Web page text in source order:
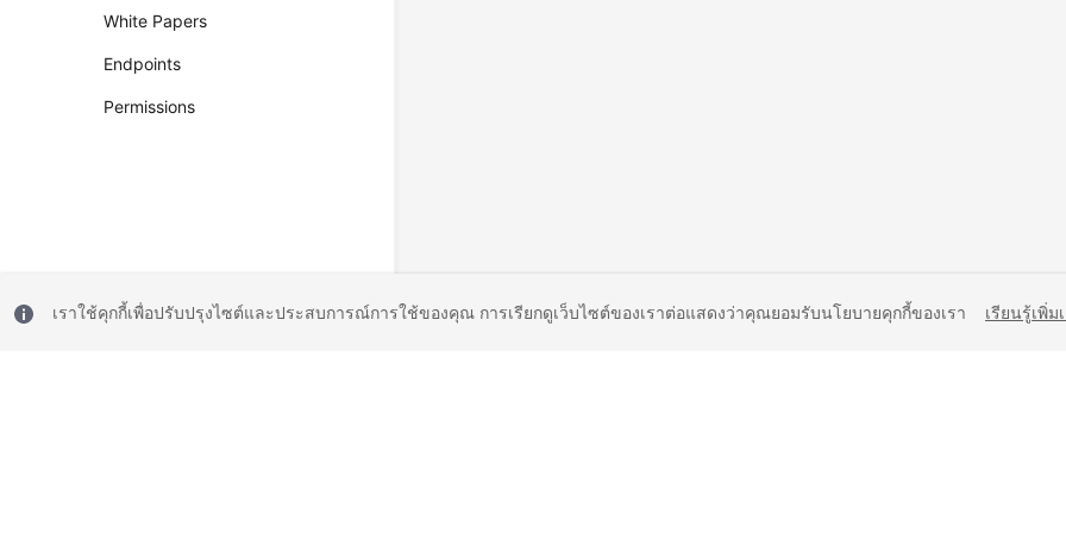
White Papers
Endpoints
Permissions
เราใช้คุกกี้เพื่อปรับปรุงไซต์และประสบการณ์การใช้ของคุณ การเรียกดูเว็บไซต์ของเราต่อแสดงว่าคุณยอมรับนโยบายคุกกี้ของเรา เรียนรู้เพิ่ม